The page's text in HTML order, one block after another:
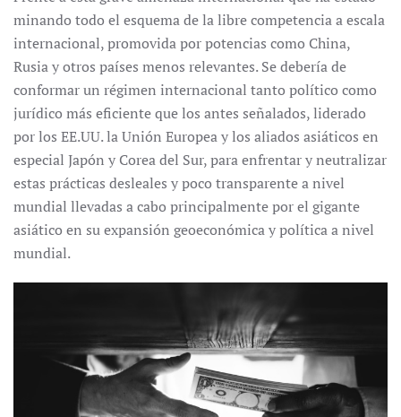
minando todo el esquema de la libre competencia a escala
internacional, promovida por potencias como China,
Rusia y otros países menos relevantes. Se debería de
conformar un régimen internacional tanto político como
jurídico más eficiente que los antes señalados, liderado
por los EE.UU. la Unión Europea y los aliados asiáticos en
especial Japón y Corea del Sur, para enfrentar y neutralizar
estas prácticas desleales y poco transparente a nivel
mundial llevadas a cabo principalmente por el gigante
asiático en su expansión geoeconómica y política a nivel
mundial.